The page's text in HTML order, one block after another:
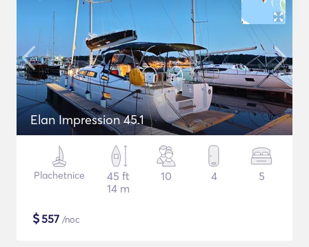
Elan Impression 45.1
Plachetnice
45 ft
14 m
10 4 5
$557 /noc